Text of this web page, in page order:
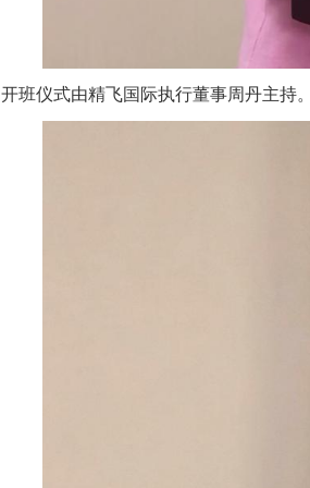
开班仪式由精飞国际执行董事周丹主持